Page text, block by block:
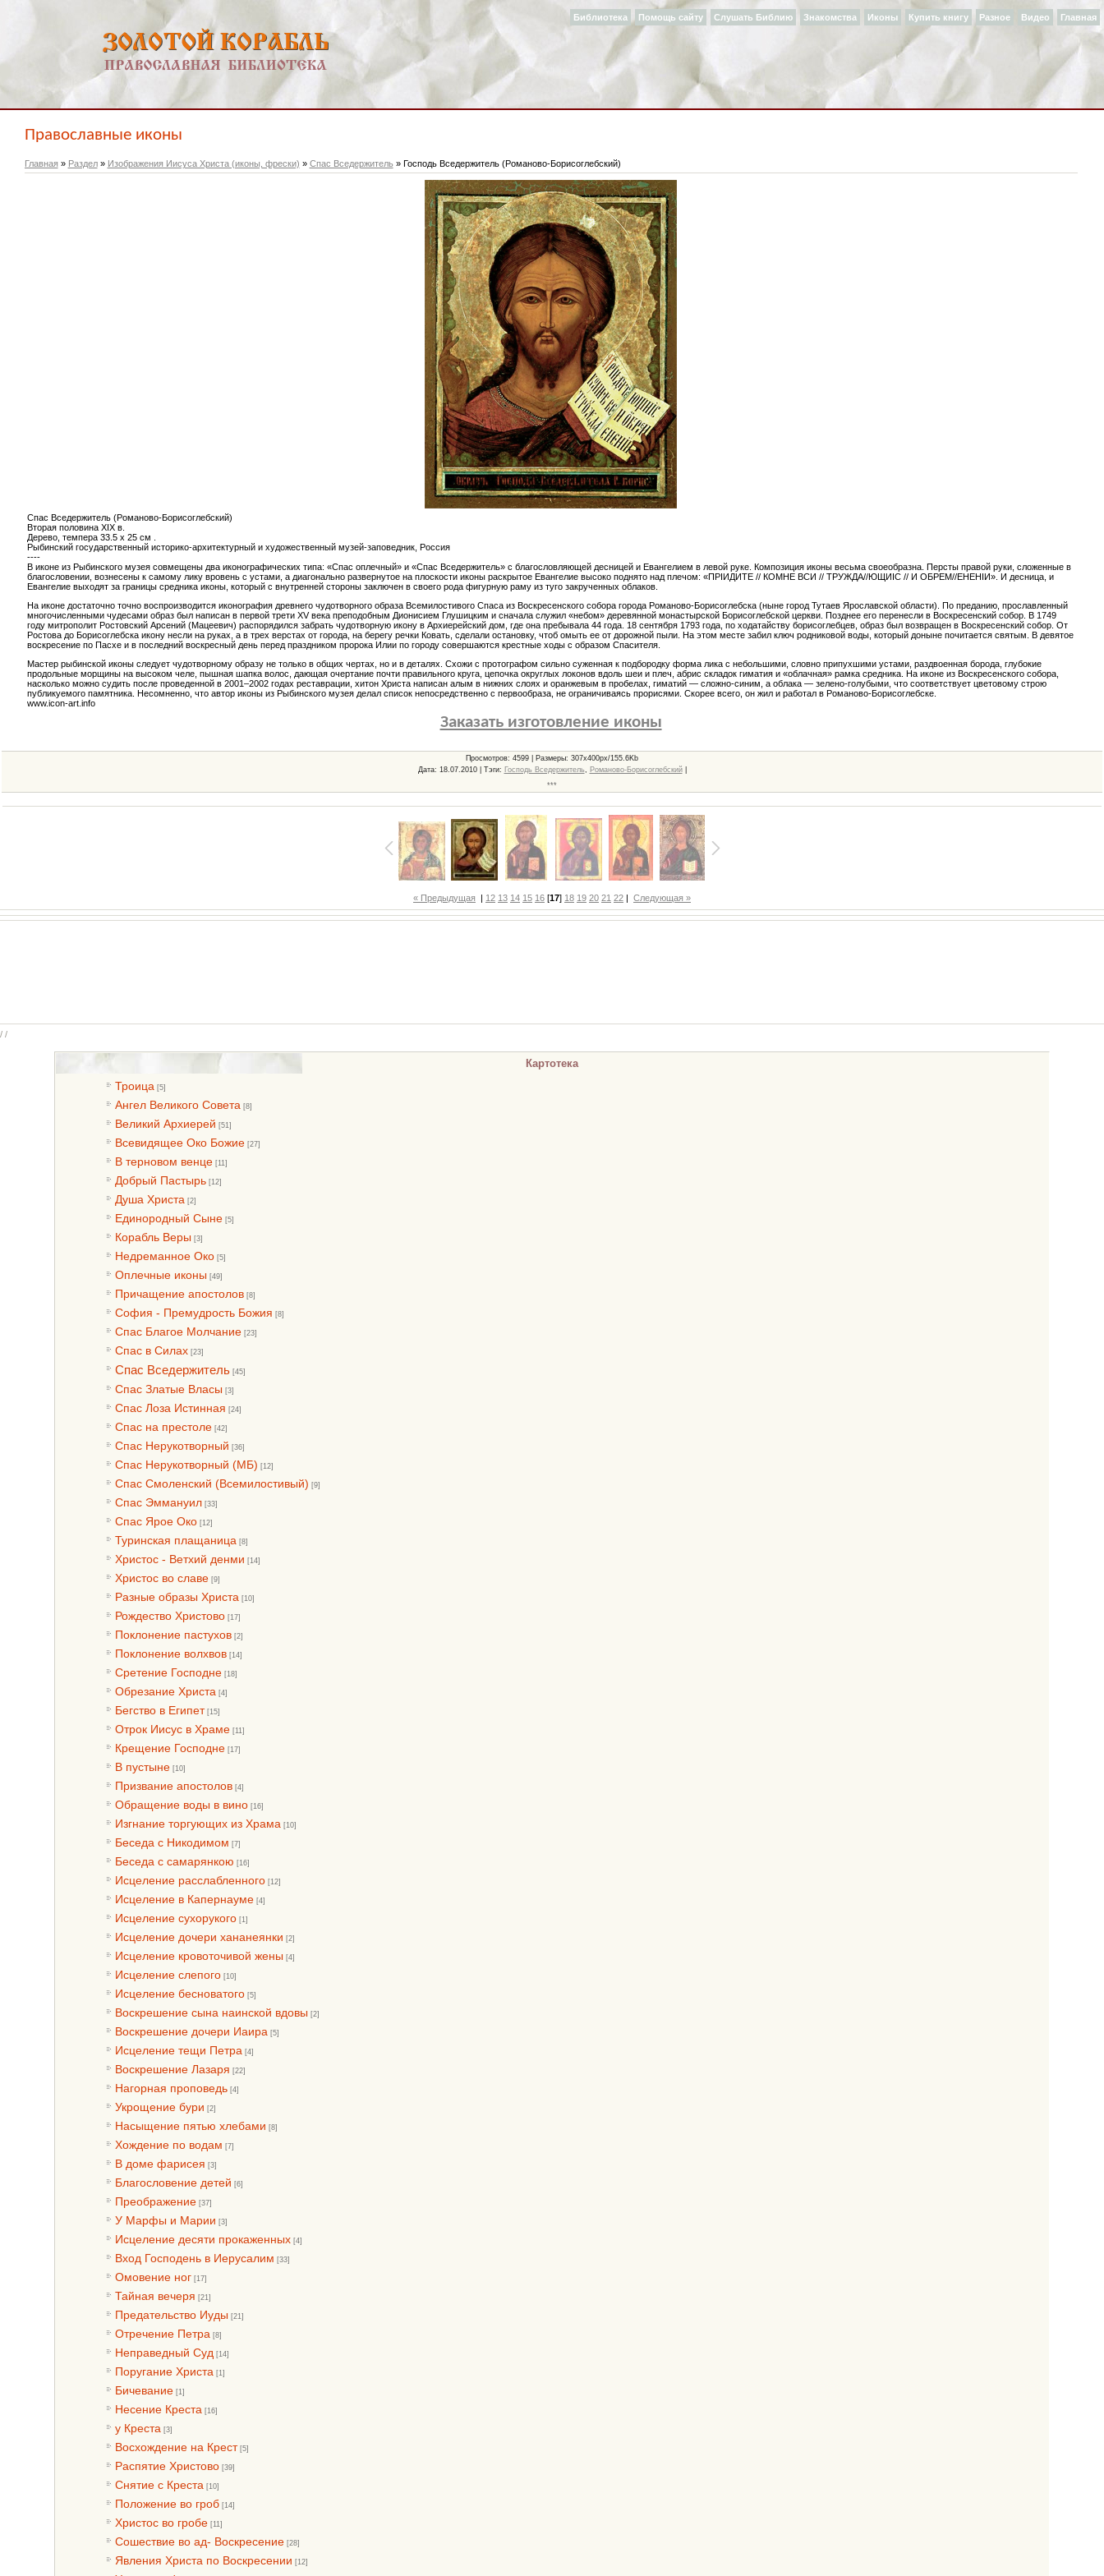
Главная
Видео
Разное
Купить книгу
Иконы
Знакомства
Слушать Библию
Помощь сайту
Библиотека
Православные иконы
Главная » Раздел» Изображения Иисуса Христа (иконы, фрески) » Спас Вседержитель» Господь Вседержитель (Романово-Борисоглебский)
Спас Вседержитель (Романово-Борисоглебский)
Вторая половина XIX в.
Дерево, темпера 33.5 x 25 см .
Рыбинский государственный историко-архитектурный и художественный музей-заповедник, Россия
----
В иконе из Рыбинского музея совмещены два иконографических типа: «Спас оплечный» и «Спас Вседержитель» с благословляющей десницей и Евангелием в левой руке. Композиция иконы весьма своеобразна. Персты правой руки, сложенные в
благословении, вознесены к самому лику вровень с устами, а диагонально развернутое на плоскости иконы раскрытое Евангелие высоко поднято над плечом: «ПРIИДИТЕ // КОМНЕ ВСИ // ТРУЖДА//ЮЩИIС // И ОБРЕМ//ЕНЕНIИ». И десница, и
Евангелие выходят за границы средника иконы, который с внутренней стороны заключен в своего рода фигурную раму из туго закрученных облаков.
На иконе достаточно точно воспроизводится иконография древнего чудотворного образа Всемилостивого Спаса из Воскресенского собора города Романово-Борисоглебска (ныне город Тутаев Ярославской области). По преданию, прославленный
многочисленными чудесами образ был написан в первой трети XV века преподобным Дионисием Глушицким и сначала служил «небом» деревянной монастырской Борисоглебской церкви. Позднее его перенесли в Воскресенский собор. В 1749
году митрополит Ростовский Арсений (Мацеевич) распорядился забрать чудотворную икону в Архиерейский дом, где она пребывала 44 года. 18 сентября 1793 года, по ходатайству борисоглебцев, образ был возвращен в Воскресенский собор. От
Ростова до Борисоглебска икону несли на руках, а в трех верстах от города, на берегу речки Ковать, сделали остановку, чтоб омыть ее от дорожной пыли. На этом месте забил ключ родниковой воды, который доныне почитается святым. В девятое
воскресение по Пасхе и в последний воскресный день перед праздником пророка Илии по городу совершаются крестные ходы с образом Спасителя.
Мастер рыбинской иконы следует чудотворному образу не только в общих чертах, но и в деталях. Схожи с протографом сильно суженная к подбородку форма лика с небольшими, словно припухшими устами, раздвоенная борода, глубокие
продольные морщины на высоком челе, пышная шапка волос, дающая очертание почти правильного круга, цепочка округлых локонов вдоль шеи и плеч, абрис складок гиматия и «облачная» рамка средника. На иконе из Воскресенского собора,
насколько можно судить после проведенной в 2001–2002 годах реставрации, хитон Христа написан алым в нижних слоях и оранжевым в пробелах, гиматий — сложно-синим, а облака — зелено-голубыми, что соответствует цветовому строю
публикуемого памятника. Несомненно, что автор иконы из Рыбинского музея делал список непосредственно с первообраза, не ограничиваясь прорисями. Скорее всего, он жил и работал в Романово-Борисоглебске.
www.icon-art.info
Заказать изготовление иконы
Просмотров: 4599 | Размеры: 307x400px/155.6Kb
Дата: 18.07.2010 | Тэги: Господь Вседержитель, Романово-Борисоглебский|
***
« Предыдущая | 12 13 14 15 16 [17] 18 19 20 21 22 | Следующая »
/ /
Картотека
Троица [5]
Ангел Великого Совета [8]
Великий Архиерей [51]
Всевидящее Око Божие [27]
В терновом венце [11]
Добрый Пастырь [12]
Душа Христа [2]
Единородный Сыне [5]
Корабль Веры [3]
Недреманное Око [5]
Оплечные иконы [49]
Причащение апостолов [8]
София - Премудрость Божия [8]
Спас Благое Молчание [23]
Спас в Силах [23]
Спас Вседержитель [45]
Спас Златые Власы [3]
Спас Лоза Истинная [24]
Спас на престоле [42]
Спас Нерукотворный [36]
Спас Нерукотворный (МБ) [12]
Спас Смоленский (Всемилостивый) [9]
Спас Эммануил [33]
Спас Ярое Око [12]
Туринская плащаница [8]
Христос - Ветхий денми [14]
Христос во славе [9]
Разные образы Христа [10]
Рождество Христово [17]
Поклонение пастухов [2]
Поклонение волхвов [14]
Сретение Господне [18]
Обрезание Христа [4]
Бегство в Египет [15]
Отрок Иисус в Храме [11]
Крещение Господне [17]
В пустыне [10]
Призвание апостолов [4]
Обращение воды в вино [16]
Изгнание торгующих из Храма [10]
Беседа с Никодимом [7]
Беседа с самарянкою [16]
Исцеление расслабленного [12]
Исцеление в Капернауме [4]
Исцеление сухорукого [1]
Исцеление дочери хананеянки [2]
Исцеление кровоточивой жены [4]
Исцеление слепого [10]
Исцеление бесноватого [5]
Воскрешение сына наинской вдовы [2]
Воскрешение дочери Иаира [5]
Исцеление тещи Петра [4]
Воскрешение Лазаря [22]
Нагорная проповедь [4]
Укрощение бури [2]
Насыщение пятью хлебами [8]
Хождение по водам [7]
В доме фарисея [3]
Благословение детей [6]
Преображение [37]
У Марфы и Марии [3]
Исцеление десяти прокаженных [4]
Вход Господень в Иерусалим [33]
Омовение ног [17]
Тайная вечеря [21]
Предательство Иуды [21]
Отречение Петра [8]
Неправедный Суд [14]
Поругание Христа [1]
Бичевание [1]
Несение Креста [16]
у Креста [3]
Восхождение на Крест [5]
Распятие Христово [39]
Снятие с Креста [10]
Положение во гроб [14]
Христос во гробе [11]
Сошествие во ад- Воскресение [28]
Явления Христа по Воскресении [12]